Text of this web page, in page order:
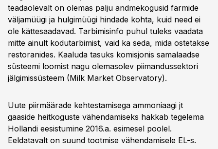
teadaolevalt on olemas palju andmekogusid farmide
väljamüügi ja hulgimüügi hindade kohta, kuid need ei
ole kättesaadavad. Tarbimisinfo puhul tuleks vaadata
mitte ainult kodutarbimist, vaid ka seda, mida ostetakse
restoranides. Kaaluda tasuks komisjonis samalaadse
süsteemi loomist nagu olemasolev piimandussektori
jälgimissüsteem (Milk Market Observatory).
Uute piirmäärade kehtestamisega ammoniaagi jt
gaaside heitkoguste vähendamiseks hakkab tegelema
Hollandi eesistumine 2016.a. esimesel poolel.
Eeldatavalt on suund tootmise vähendamisele EL-s.